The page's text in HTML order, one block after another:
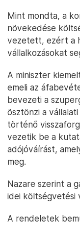
Mint mondta, a
növekedése
vezetett, ezért a
vállalkozásokat
A miniszter
emeli az
bevezeti a
ösztönzi a
történő
vezetik be a
adójóváírást,
meg.
Nazare szerint a
idei költségvetési
A rendeletek